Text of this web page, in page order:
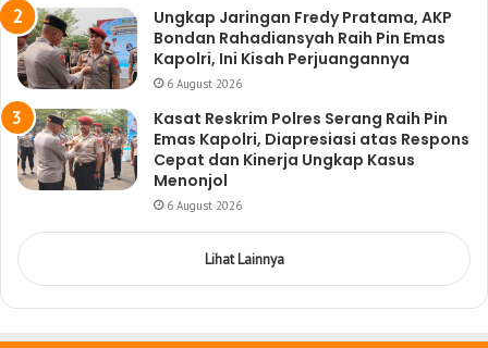
Ungkap Jaringan Fredy Pratama, AKP
Bondan Rahadiansyah Raih Pin Emas
Kapolri, Ini Kisah Perjuangannya
6 August 2026
Kasat Reskrim Polres Serang Raih Pin
Emas Kapolri, Diapresiasi atas Respons
Cepat dan Kinerja Ungkap Kasus
Menonjol
6 August 2026
Lihat Lainnya